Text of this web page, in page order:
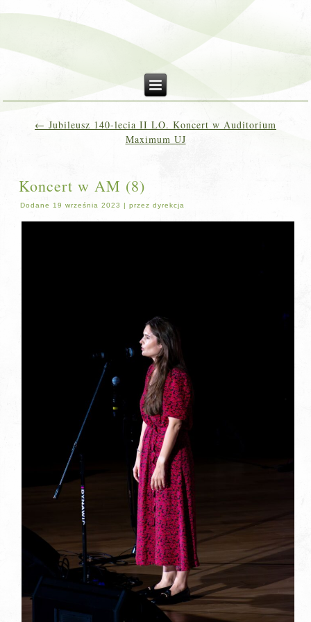
← Jubileusz 140-lecia II LO. Koncert w Auditorium
Maximum UJ
Koncert w AM (8)
Dodane 19 września 2023 |przez dyrekcja